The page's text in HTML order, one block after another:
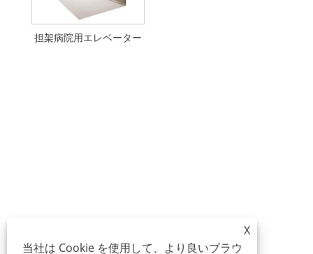
担架病院用エレベーター
X
当社は Cookie を使用して、より良いブラウ